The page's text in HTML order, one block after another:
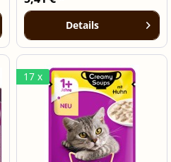
Details
17 x